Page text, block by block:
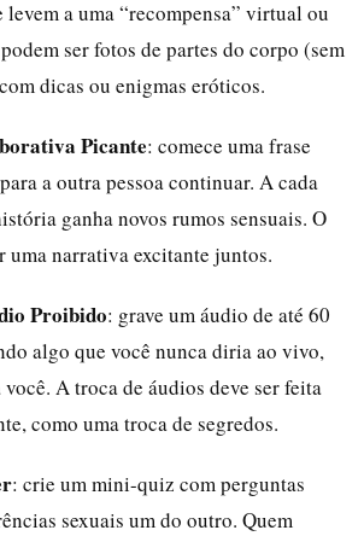
a uma “recompensa” virtual ou
ser fotos de partes do corpo (sem
dicas ou enigmas eróticos.
Picante: comece uma frase
a outra pessoa continuar. A cada
ganha novos rumos sensuais. O
uma narrativa excitante juntos.
Proibido: grave um áudio de até 60
algo que você nunca diria ao vivo,
você. A troca de áudios deve ser feita
como uma troca de segredos.
: crie um mini-quiz com perguntas
sexuais um do outro. Quem